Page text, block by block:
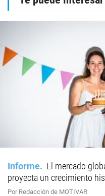
Informe
El mercado
proyecta un crecimiento
Por Redacción de MOTIVAR